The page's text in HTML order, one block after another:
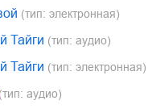
(тип: электронная)
Тайги (тип: аудио)
Тайги (тип: электронная)
(тип: аудио)